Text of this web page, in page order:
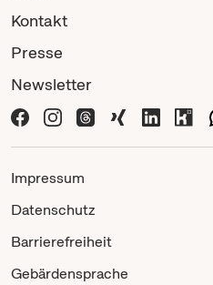
Kontakt
Presse
Newsletter
Impressum
Datenschutz
Barrierefreiheit
Gebärdensprache